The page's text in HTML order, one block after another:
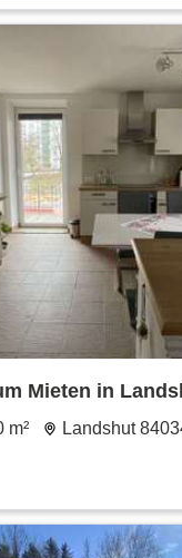
Mieten in
m² Landshut